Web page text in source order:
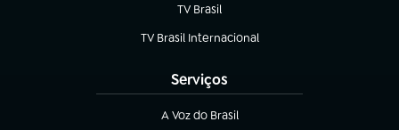
TV Brasil
(abre em nova aba)
TV Brasil Internacional
(abre em nova aba)
Serviços
A Voz do Brasil
(abre em nova aba)